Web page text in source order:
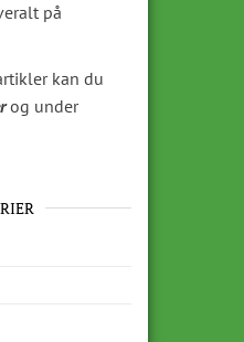
på
kan du
og under